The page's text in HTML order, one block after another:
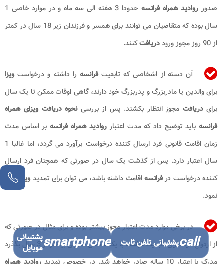
صدور روادید همراه فرانسه
حدودا 3 هفته الی سه ماه و در موارد خاصی 1
سال بوده که متقاضیان می توانند برای همسر و فرزندان زیر 18 سال در کمتر
از 90 روز مجوز ورود
دریافتکنند.
آن دسته از اشخاصی که تابعیتفرانسه را داشته و درخواست ویزا
برای والدین یا مادربزرگ و پدربزرگ خود دارند، گاهی اوقات ممکن تا یک سال
برایدریافت مجوز انتظار بکشند. پس از بررسینحوه دریافت ویزای همراه
فرانسهباید توضیح داد که مدت اعتبار روادید همراه فرانسه بر اساس مدت
زمان اقامت قانونی فرد ارسال کننده درخواست برآورد می گردد، اما غالبا 1
سال اعتبار دارد. پس از گذشت یک سال در صورتی که همچنان فرد ارسال
کننده درخواست درفرانسهاقامت داشته باشد، می توان برای تمدید ویزا اقدام
نمود.
در برخی موارد مدت اعتبار مجوز بیشتر بوده و برای مثال در صورتی که
از ازدواج فرد دارای تابعیتفرانسه
با یک شخص خارجی بیشتر از 3 سال بگذرد
مدرک با اعتبار 10 ساله صادر خواهد شد. در خصوص تمدید
روادید همراه
callپشتیبانی تلفن ثابت smartphoneپشتیبانی
موبایل
مشاور آنلاین